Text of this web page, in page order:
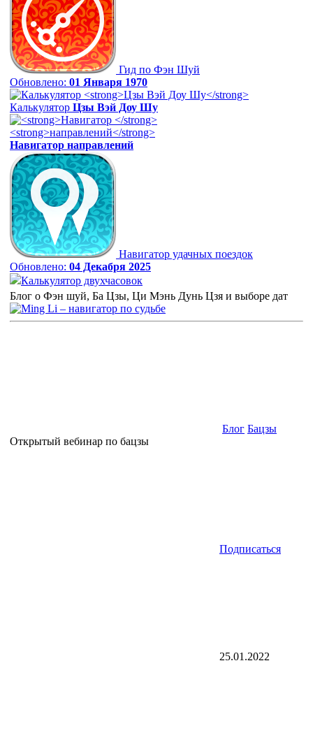
Гид по Фэн Шуй
Обновлено: 01 Января 1970
Калькулятор Цзы Вэй Доу Шу
Навигатор направлений
Навигатор удачных поездок
Обновлено: 04 Декабря 2025
Калькулятор двухчасовок
Блог о Фэн шуй, Ба Цзы, Ци Мэнь Дунь Цзя и выборе дат
Блог Бацзы
Открытый вебинар по бацзы
Подписаться
25.01.2022